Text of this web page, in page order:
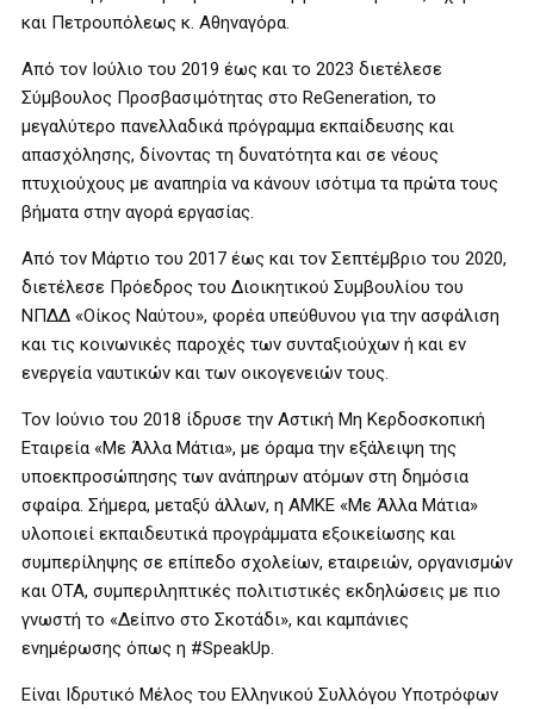
και Πετρουπόλεως κ. Αθηναγόρα.
Από τον Ιούλιο του 2019 έως και το 2023 διετέλεσε
Σύμβουλος Προσβασιμότητας στο ReGeneration, το
μεγαλύτερο πανελλαδικά πρόγραμμα εκπαίδευσης και
απασχόλησης, δίνοντας τη δυνατότητα και σε νέους
πτυχιούχους με αναπηρία να κάνουν ισότιμα τα πρώτα τους
βήματα στην αγορά εργασίας.
Από τον Μάρτιο του 2017 έως και τον Σεπτέμβριο του 2020,
διετέλεσε Πρόεδρος του Διοικητικού Συμβουλίου του
ΝΠΔΔ «Οίκος Ναύτου», φορέα υπεύθυνου για την ασφάλιση
και τις κοινωνικές παροχές των συνταξιούχων ή και εν
ενεργεία ναυτικών και των οικογενειών τους.
Τον Ιούνιο του 2018 ίδρυσε την Αστική Μη Κερδοσκοπική
Εταιρεία «Με Άλλα Μάτια», με όραμα την εξάλειψη της
υποεκπροσώπησης των ανάπηρων ατόμων στη δημόσια
σφαίρα. Σήμερα, μεταξύ άλλων, η ΑΜΚΕ «Με Άλλα Μάτια»
υλοποιεί εκπαιδευτικά προγράμματα εξοικείωσης και
συμπερίληψης σε επίπεδο σχολείων, εταιρειών, οργανισμών
και ΟΤΑ, συμπεριληπτικές πολιτιστικές εκδηλώσεις με πιο
γνωστή το «Δείπνο στο Σκοτάδι», και καμπάνιες
ενημέρωσης όπως η #SpeakUp.
Είναι Ιδρυτικό Μέλος του Ελληνικού Συλλόγου Υποτρόφων